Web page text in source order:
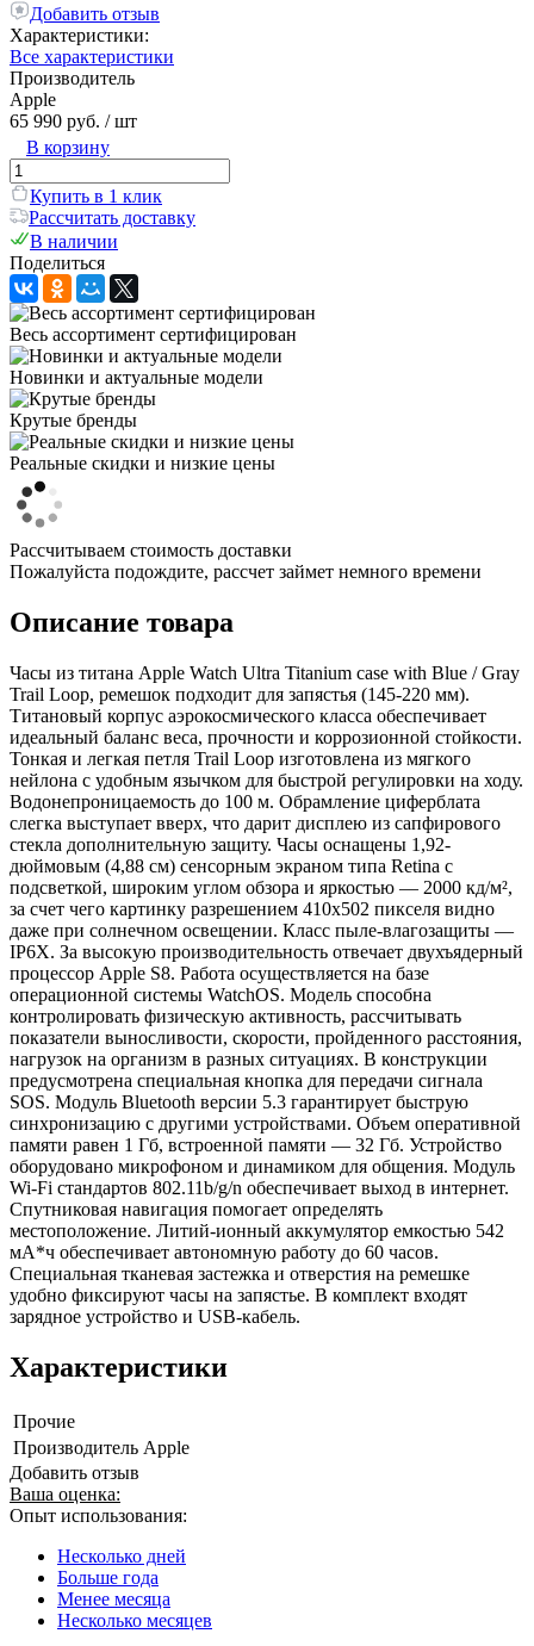
Добавить отзыв
Характеристики:
Все характеристики
Производитель
Apple
65 990 руб. / шт
В корзину
Купить в 1 клик
Рассчитать доставку
В наличии
Поделиться
Весь ассортимент сертифицирован
Новинки и актуальные модели
Крутые бренды
Реальные скидки и низкие цены
Рассчитываем стоимость доставки
Пожалуйста подождите, рассчет займет немного времени
Описание товара
Часы из титана Apple Watch Ultra Titanium case with Blue / Gray
Trail Loop, ремешок подходит для запястья (145-220 мм).
Титановый корпус аэрокосмического класса обеспечивает
идеальный баланс веса, прочности и коррозионной стойкости.
Тонкая и легкая петля Trail Loop изготовлена из мягкого
нейлона с удобным язычком для быстрой регулировки на ходу.
Водонепроницаемость до 100 м. Обрамление циферблата
слегка выступает вверх, что дарит дисплею из сапфирового
стекла дополнительную защиту. Часы оснащены 1,92-
дюймовым (4,88 см) сенсорным экраном типа Retina с
подсветкой, широким углом обзора и яркостью — 2000 кд/м²,
за счет чего картинку разрешением 410х502 пикселя видно
даже при солнечном освещении. Класс пыле-влагозащиты —
IP6X. За высокую производительность отвечает двухъядерный
процессор Apple S8. Работа осуществляется на базе
операционной системы WatchOS. Модель способна
контролировать физическую активность, рассчитывать
показатели выносливости, скорости, пройденного расстояния,
нагрузок на организм в разных ситуациях. В конструкции
предусмотрена специальная кнопка для передачи сигнала
SOS. Модуль Bluetooth версии 5.3 гарантирует быструю
синхронизацию с другими устройствами. Объем оперативной
памяти равен 1 Гб, встроенной памяти — 32 Гб. Устройство
оборудовано микрофоном и динамиком для общения. Модуль
Wi-Fi стандартов 802.11b/g/n обеспечивает выход в интернет.
Спутниковая навигация помогает определять
местоположение. Литий-ионный аккумулятор емкостью 542
мА*ч обеспечивает автономную работу до 60 часов.
Специальная тканевая застежка и отверстия на ремешке
удобно фиксируют часы на запястье. В комплект входят
зарядное устройство и USB-кабель.
Характеристики
Прочие
Производитель Apple
Добавить отзыв
Ваша оценка:
Опыт использования:
Несколько дней
Больше года
Менее месяца
Несколько месяцев